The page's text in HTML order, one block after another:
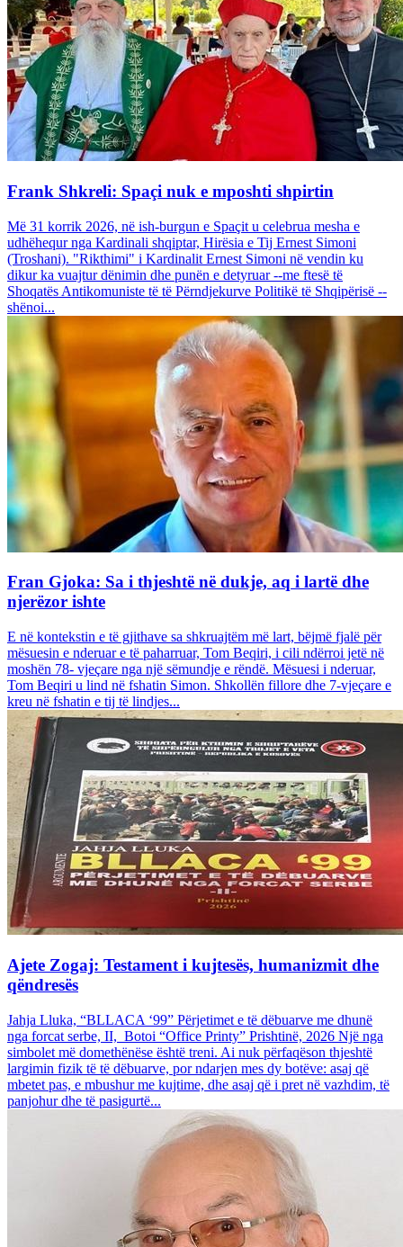
Frank Shkreli: Spaçi nuk e mposhti shpirtin
Më 31 korrik 2026, në ish-burgun e Spaçit u celebrua mesha e
udhëhequr nga Kardinali shqiptar, Hirësia e Tij Ernest Simoni
(Troshani). "Rikthimi" i Kardinalit Ernest Simoni në vendin ku
dikur ka vuajtur dënimin dhe punën e detyruar --me ftesë të
Shoqatës Antikomuniste të të Përndjekurve Politikë të Shqipërisë --
shënoi...
Fran Gjoka: Sa i thjeshtë në dukje, aq i lartë dhe
njerëzor ishte
E në kontekstin e të gjithave sa shkruajtëm më lart, bëjmë fjalë për
mësuesin e nderuar e të paharruar, Tom Beqiri, i cili ndërroi jetë në
moshën 78- vjeçare nga një sëmundje e rëndë. Mësuesi i nderuar,
Tom Beqiri u lind në fshatin Simon. Shkollën fillore dhe 7-vjeçare e
kreu në fshatin e tij të lindjes...
Ajete Zogaj: Testament i kujtesës, humanizmit dhe
qëndresës
Jahja Lluka, “BLLACA ‘99” Përjetimet e të dëbuarve me dhunë
nga forcat serbe, II, Botoi “Office Printy” Prishtinë, 2026 Një nga
simbolet më domethënëse është treni. Ai nuk përfaqëson thjeshtë
largimin fizik të të dëbuarve, por ndarjen mes dy botëve: asaj që
mbetet pas, e mbushur me kujtime, dhe asaj që i pret në vazhdim, të
panjohur dhe të pasigurtë...